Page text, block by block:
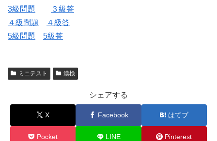
3級問題
３級答
４級問題
４級答
5級問題
5級答
ミニテスト 漢検
シェアする
X Facebook はてブ
Pocket LINE Pinterest